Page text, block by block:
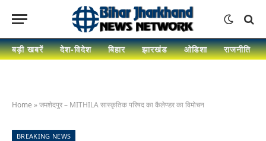
बड़ी खबरें देश-विदेश बिहार झारखंड ओडिशा राजनीति
Home »जमशेदपुर – MITHILA सास्कृतिक परिषद का कैलेण्डर का विमोचन
BREAKING NEWS